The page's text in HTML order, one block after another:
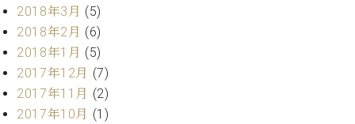
マ
ー
サ
ー
ビ
ス
(
調
2018年3月 (5)
2018年2月 (6)
2018年1月 (5)
2017年12月 (7)
2017年11月 (2)
2017年10月 (1)